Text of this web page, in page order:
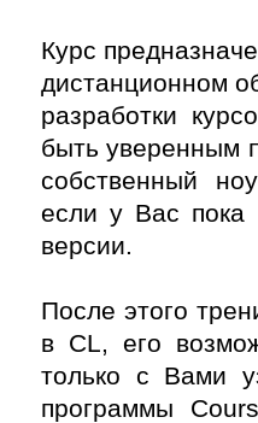
Курс
дистанционном
разработки
быть уверенным
собственный
если у Вас пока
версии.
После этого
в CL, его
только с Вами
программы